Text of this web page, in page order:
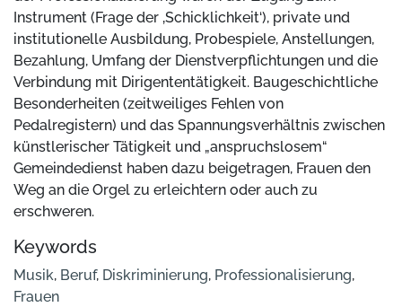
Instrument (Frage der ‚Schicklichkeit‘), private und
institutionelle Ausbildung, Probespiele, Anstellungen,
Bezahlung, Umfang der Dienstverpflichtungen und die
Verbindung mit Dirigententätigkeit. Baugeschichtliche
Besonderheiten (zeitweiliges Fehlen von
Pedalregistern) und das Spannungsverhältnis zwischen
künstlerischer Tätigkeit und „anspruchslosem“
Gemeindedienst haben dazu beigetragen, Frauen den
Weg an die Orgel zu erleichtern oder auch zu
erschweren.
Keywords
Musik, Beruf, Diskriminierung, Professionalisierung,
Frauen